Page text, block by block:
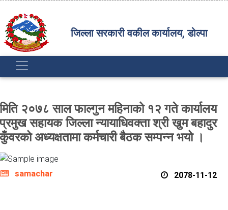
जिल्ला सरकारी वकील कार्यालय, डोल्पा
मिति २०७८ साल फाल्गुन महिनाको १२ गते कार्यालय
प्रमुख सहायक जिल्ला न्यायाधिवक्ता श्री खुम बहादुर
कुँवरको अध्यक्षतामा कर्मचारी बैठक सम्पन्न भयो ।
samachar 2078-11-12